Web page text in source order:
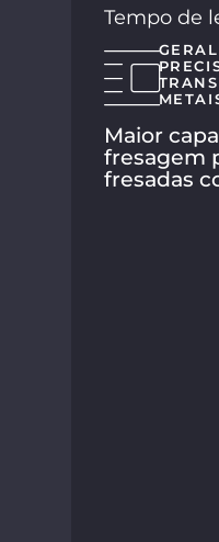
Tempo de
GERAL
Maior
fresagem
fresadas